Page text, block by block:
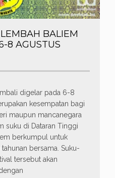
BALIEM
8 AGUSTUS
digelar pada 6-8
kesempatan bagi
maupun mancanegara
suku di Dataran Tinggi
berkumpul untuk
bersama. Suku-
tersebut akan